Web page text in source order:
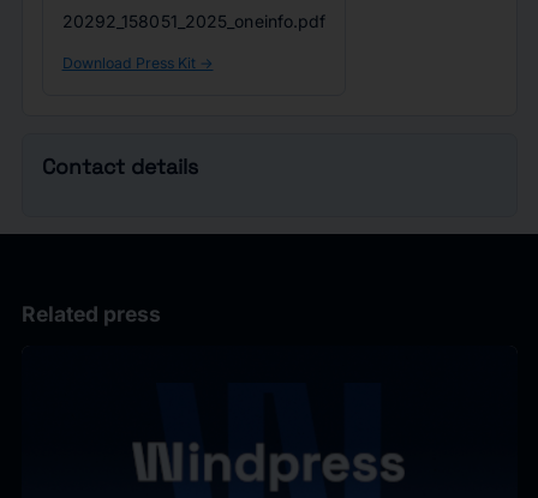
20292_158051_2025_oneinfo.pdf
Download Press Kit ->
Contact details
Related press